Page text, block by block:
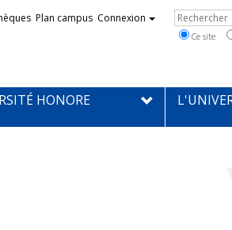
Plan campus Connexion
Ce site
HONORE